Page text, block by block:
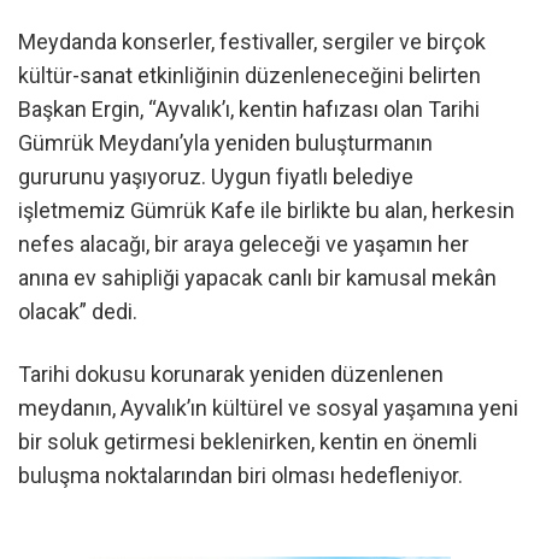
Meydanda konserler, festivaller, sergiler ve birçok
kültür-sanat etkinliğinin düzenleneceğini belirten
Başkan Ergin, “Ayvalık’ı, kentin hafızası olan Tarihi
Gümrük Meydanı’yla yeniden buluşturmanın
gururunu yaşıyoruz. Uygun fiyatlı belediye
işletmemiz Gümrük Kafe ile birlikte bu alan, herkesin
nefes alacağı, bir araya geleceği ve yaşamın her
anına ev sahipliği yapacak canlı bir kamusal mekân
olacak” dedi.
Tarihi dokusu korunarak yeniden düzenlenen
meydanın, Ayvalık’ın kültürel ve sosyal yaşamına yeni
bir soluk getirmesi beklenirken, kentin en önemli
buluşma noktalarından biri olması hedefleniyor.